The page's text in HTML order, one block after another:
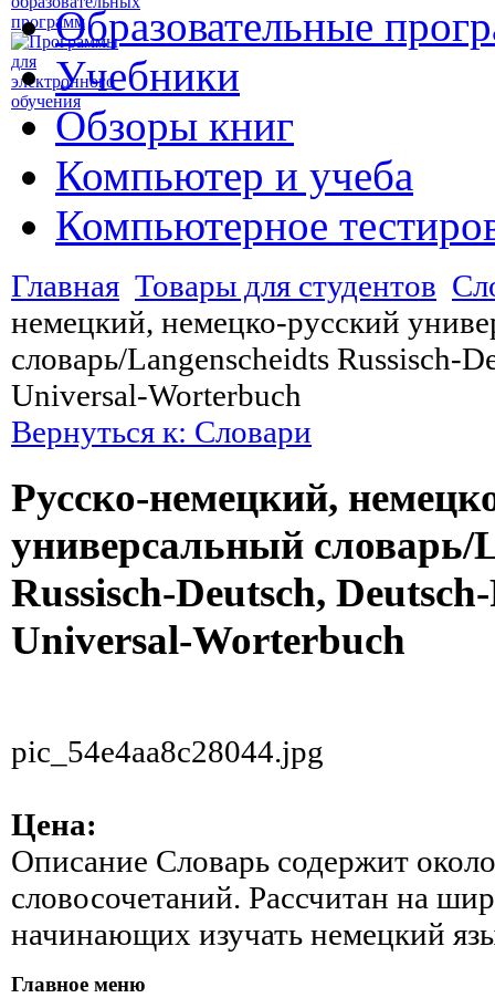
Образовательные
Учебники
Обзоры книг
Компьютер и учеба
Компьютерное
Главная Товары для студентов
немецкий, немецко-русский
словарь/Langenscheidts Russisch-
Universal-Worterbuch
Вернуться к: Словари
Русско-немецкий,
универсальный словарь/
Russisch-Deutsch,
Universal-Worterbuch
pic_54e4aa8c28044.jpg
Цена:
Описание Словарь содержит
словосочетаний. Рассчитан на
начинающих изучать немецкий
Главное меню